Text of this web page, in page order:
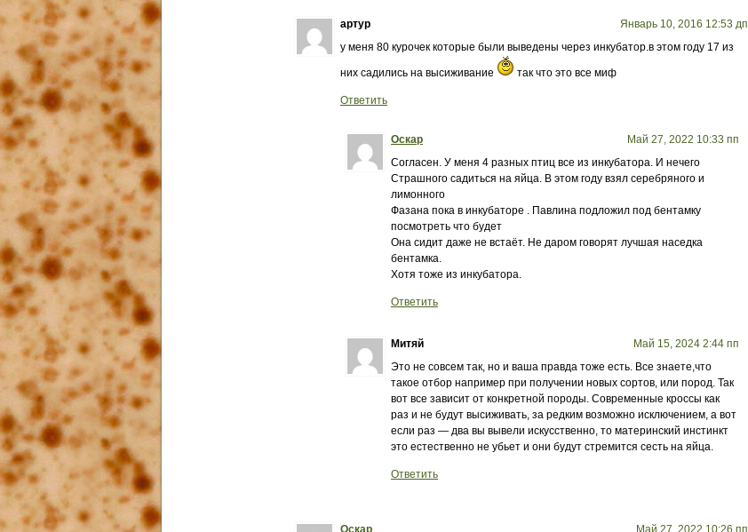
артур
Январь 10, 2016 12:53 дп
у меня 80 курочек которые были выведены через инкубатор.в этом году 17 из
них садились на высиживание так что это все миф
Ответить
Оскар
Май 27, 2022 10:33 пп
Согласен. У меня 4 разных птиц все из инкубатора. И нечего
Страшного садиться на яйца. В этом году взял серебряного и
лимонного
Фазана пока в инкубаторе . Павлина подложил под бентамку
посмотреть что будет
Она сидит даже не встаёт. Не даром говорят лучшая наседка
бентамка.
Хотя тоже из инкубатора.
Ответить
Митяй
Май 15, 2024 2:44 пп
Это не совсем так, но и ваша правда тоже есть. Все знаете,что
такое отбор например при получении новых сортов, или пород. Так
вот все зависит от конкретной породы. Современные кроссы как
раз и не будут высиживать, за редким возможно исключением, а вот
если раз — два вы вывели искусственно, то материнский инстинкт
это естественно не убьет и они будут стремится сесть на яйца.
Ответить